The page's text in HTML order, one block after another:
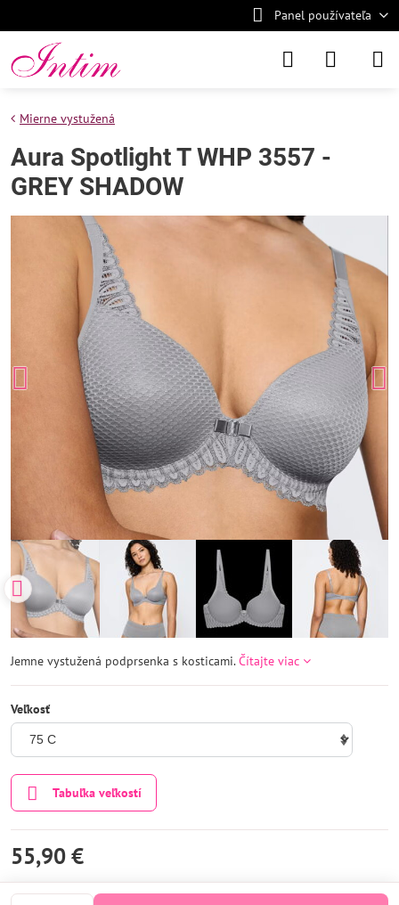
Panel používateľa
Mierne vystužená
Aura Spotlight T WHP 3557 -
GREY SHADOW
Jemne vystužená podprsenka s kosticami.Čítajte viac
Veľkosť
Tabuľka veľkostí
55,90 €